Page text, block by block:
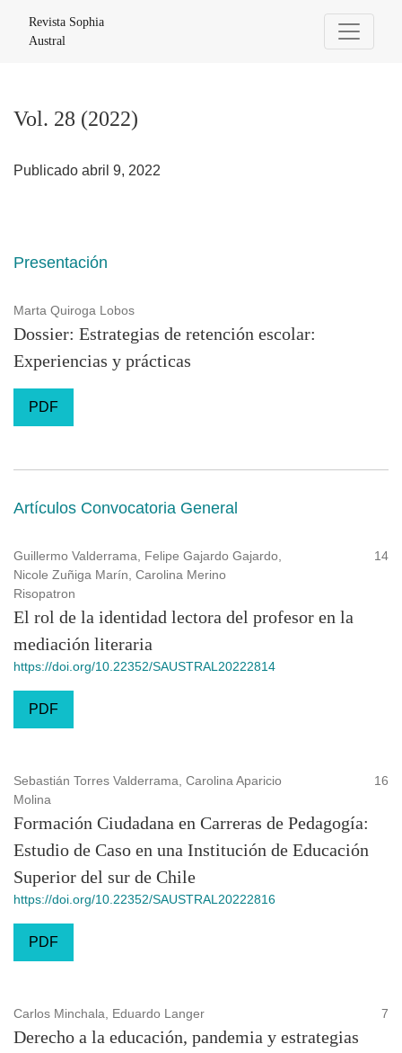
Revista Sophia
Austral
Vol. 28 (2022)
Publicado abril 9, 2022
Presentación
Marta Quiroga Lobos
Dossier: Estrategias de retención escolar:
Experiencias y prácticas
PDF
Artículos Convocatoria General
Guillermo Valderrama, Felipe Gajardo Gajardo,
Nicole Zuñiga Marín, Carolina Merino
Risopatron
14
El rol de la identidad lectora del profesor en la
mediación literaria
https://doi.org/10.22352/SAUSTRAL20222814
PDF
Sebastián Torres Valderrama, Carolina Aparicio
Molina
16
Formación Ciudadana en Carreras de Pedagogía:
Estudio de Caso en una Institución de Educación
Superior del sur de Chile
https://doi.org/10.22352/SAUSTRAL20222816
PDF
Carlos Minchala, Eduardo Langer 7
Derecho a la educación, pandemia y estrategias